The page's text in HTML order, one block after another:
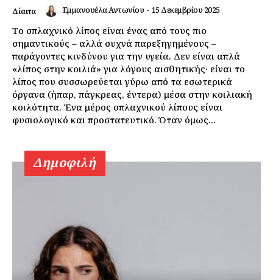
Δίαιτα Εμμανουέλα Αντωνίου - 15 Δεκεμβρίου 2025
Το σπλαχνικό λίπος είναι ένας από τους πιο
σημαντικούς – αλλά συχνά παρεξηγημένους –
παράγοντες κινδύνου για την υγεία. Δεν είναι απλά
«λίπος στην κοιλιά» για λόγους αισθητικής· είναι το
λίπος που συσσωρεύεται γύρω από τα εσωτερικά
όργανα (ήπαρ, πάγκρεας, έντερα) μέσα στην κοιλιακή
κοιλότητα. Ένα μέρος σπλαχνικού λίπους είναι
φυσιολογικό και προστατευτικό. Όταν όμως...
Δημοφιλή